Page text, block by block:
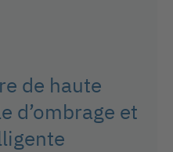
de haute
d’ombrage et